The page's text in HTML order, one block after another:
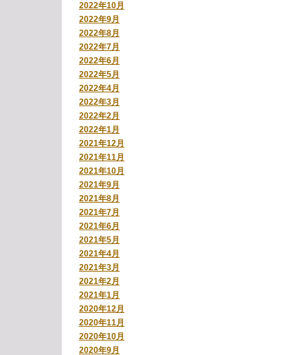
2022年10月
2022年9月
2022年8月
2022年7月
2022年6月
2022年5月
2022年4月
2022年3月
2022年2月
2022年1月
2021年12月
2021年11月
2021年10月
2021年9月
2021年8月
2021年7月
2021年6月
2021年5月
2021年4月
2021年3月
2021年2月
2021年1月
2020年12月
2020年11月
2020年10月
2020年9月